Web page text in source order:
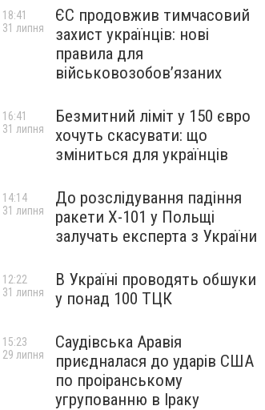
ЄС продовжив тимчасовий
захист українців: нові
правила для
військовозобов’язаних
18:41
31 липня
Безмитний ліміт у 150 євро
хочуть скасувати: що
зміниться для українців
16:41
31 липня
До розслідування падіння
ракети Х-101 у Польщі
залучать експерта з України
14:14
31 липня
В Україні проводять обшуки
у понад 100 ТЦК
12:22
31 липня
Саудівська Аравія
приєдналася до ударів США
по проіранському
угрупованню в Іраку
15:23
29 липня